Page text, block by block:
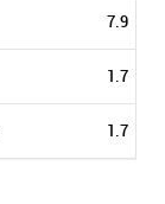
7.9
1.7
1.7